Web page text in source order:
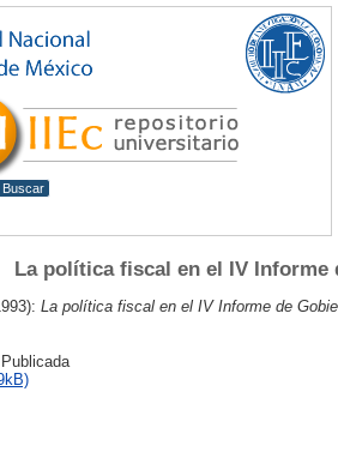
La política fiscal en el IV Informe
La política fiscal en el IV Informe de